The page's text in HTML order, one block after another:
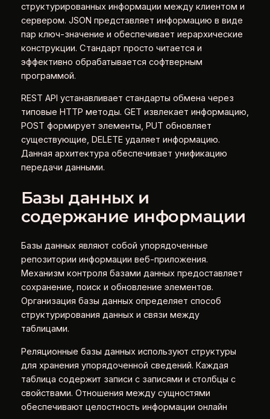
структурированных информации между клиентом и
сервером. JSON представляет информацию в виде
пар ключ-значение и обеспечивает иерархические
конструкции. Стандарт просто читается и
эффективно обрабатывается софтверным
программой.
REST API устанавливает стандарты обмена через
типовые HTTP методы. GET извлекает информацию,
POST формирует элементы, PUT обновляет
существующие, DELETE удаляет информацию.
Данная архитектура обеспечивает унификацию
передачи данными.
Базы данных и
содержание информации
Базы данных являют собой упорядоченные
репозитории информации веб-приложения.
Механизм контроля базами данных предоставляет
сохранение, поиск и обновление элементов.
Организация базы данных определяет способ
структурирования данных и связи между
таблицами.
Реляционные базы данных используют структуры
для хранения упорядоченной сведений. Каждая
таблица содержит записи с записями и столбцы с
свойствами. Отношения между сущностями
обеспечивают целостность информации онлайн